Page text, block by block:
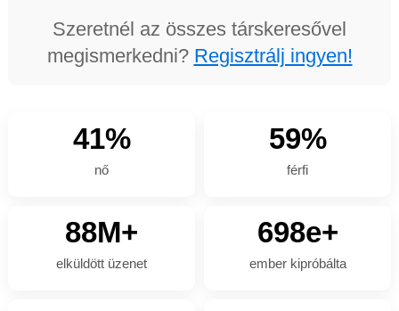
Szeretnél az összes társkeresővel
megismerkedni? Regisztrálj ingyen!
41%
nő
59%
férfi
88M+
elküldött üzenet
698e+
ember kipróbálta